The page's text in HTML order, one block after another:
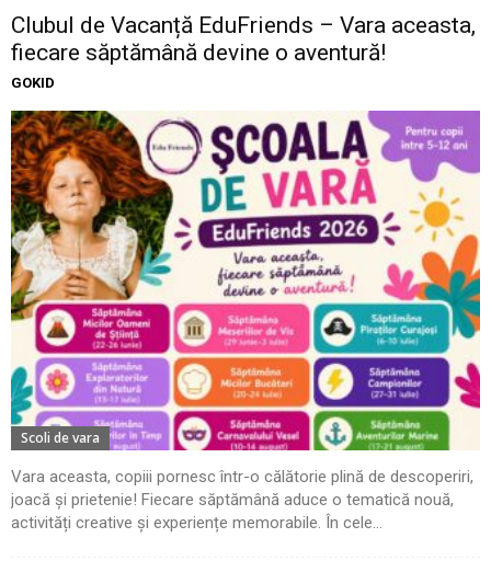
Clubul de Vacanță EduFriends – Vara aceasta,
fiecare săptămână devine o aventură!
GOKID
Scoli de vara
Vara aceasta, copiii pornesc într-o călătorie plină de descoperiri,
joacă și prietenie! Fiecare săptămână aduce o tematică nouă,
activități creative și experiențe memorabile. În cele...